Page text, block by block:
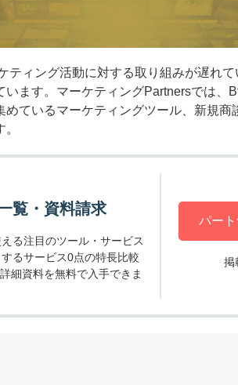
ティング活動に対する取り組みが遅れ
ます。マーケティングPartnersでは、
ているマーケティングツール、新規商
覧・資料請求
る注目のツール・サービス
るサービス0点の特長比較
細資料を無料で入手できま
パー
掲